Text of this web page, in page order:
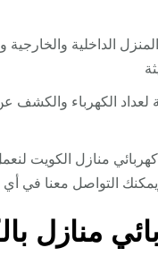
المنزل الداخلية
لعداد الكهرباء
منازل الكويت
التواصل معنا في
منازل